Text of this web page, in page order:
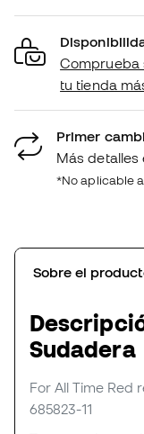
Comprueba
tu tienda
Primer
Más detalles
*No aplicable
Sobre el
Sudadera
For All Time Red
685823-11